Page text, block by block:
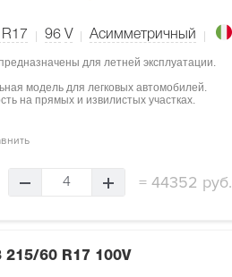
96 V Асимметричный
для летней эксплуатации.
модель для легковых автомобилей.
на прямых и извилистых участках.
4 =44352 руб.
215/60 R17 100V